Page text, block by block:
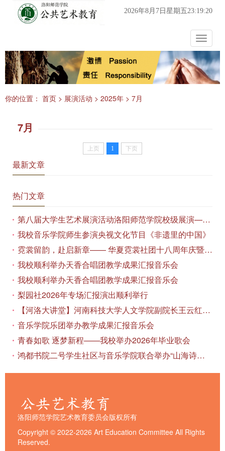
2026年8月7日星期五23:19:20
Toggle
你的位置： 首页 > 展演活动 > 2025年 > 7月
7月
上页 1 下页
最新文章
热门文章
第八届大学生艺术展演活动洛阳师范学院校级展演——艺术作品专场展览在美术与艺术学院顺利开展
我校音乐学院师生参演央视文化节目《非遗里的中国》
霓裳留韵，赴启新章—— 华夏霓裳社团十八周年庆暨毕业季特别演出圆满落幕
我校顺利举办天香合唱团教学成果汇报音乐会
我校顺利举办天香合唱团教学成果汇报音乐会
梨园社2026年专场汇报演出顺利举行
【河洛大讲堂】河南科技大学人文学院副院长王云红教授应邀作专题讲座
音乐学院乐团举办教学成果汇报音乐会
青春如歌 逐梦新程——我校举办2026年毕业歌会
鸿都书院二号学生社区与音乐学院联合举办“山海诗恋”合唱思政汇报音乐会
洛阳师范学院艺术教育委员会版权所有
Copyright © 2022-2026 Art Education Committee All Rights
Reserved.